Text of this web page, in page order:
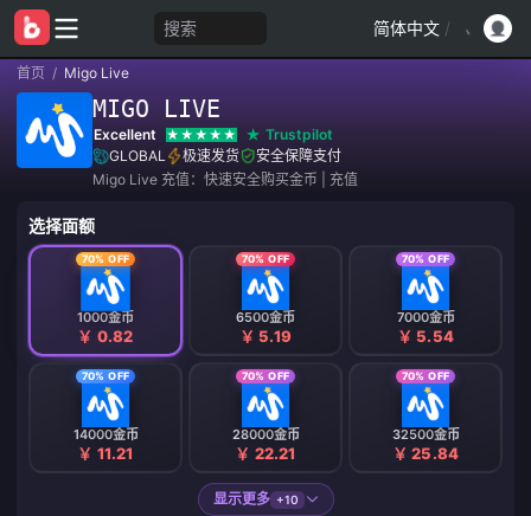
搜索 简体中文 /
首页 / Migo Live
MIGO LIVE
Excellent
Trustpilot
GLOBAL
极速发货
安全保障支付
Migo Live 充值：快速安全购买金币 | 充值
选择面额
70% OFF
1000金币
￥ 0.82
70% OFF
6500金币
￥ 5.19
70% OFF
7000金币
￥ 5.54
70% OFF
14000金币
￥ 11.21
70% OFF
28000金币
￥ 22.21
70% OFF
32500金币
￥ 25.84
显示更多 +10